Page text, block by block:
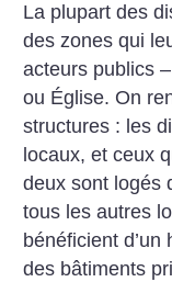
La plupart des
des zones qui
acteurs publics
ou Église. On
structures : les
locaux, et ceux
deux sont logés
tous les autres
bénéficient
des bâtiments